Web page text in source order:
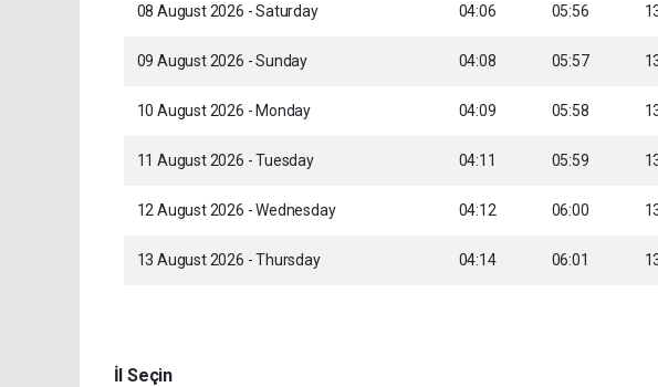
08 August 2026 - Saturday 04:06 05:56
09 August 2026 - Sunday 04:08 05:57
10 August 2026 - Monday 04:09 05:58
11 August 2026 - Tuesday 04:11 05:59
12 August 2026 - Wednesday 04:12 06:00
13 August 2026 - Thursday 04:14 06:01
İl Seçin